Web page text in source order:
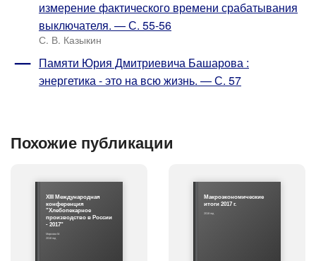
измерение фактического времени срабатывания
выключателя. — С. 55-56
С. В. Казыкин
Памяти Юрия Дмитриевича Башарова :
энергетика - это на всю жизнь. — С. 57
Похожие публикации
ХIII Международная
конференция
"Хлебопекарное
производство в России
- 2017"
Маркова М.
2018 год
Макроэкономические
итоги 2017 г.
2018 год